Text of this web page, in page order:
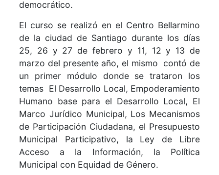
democrático.
El curso se realizó en el Centro Bellarmino
de la ciudad de Santiago durante los días
25, 26 y 27 de febrero y 11, 12 y 13 de
marzo del presente año, el mismo contó de
un primer módulo donde se trataron los
temas El Desarrollo Local, Empoderamiento
Humano base para el Desarrollo Local, El
Marco Jurídico Municipal, Los Mecanismos
de Participación Ciudadana, el Presupuesto
Municipal Participativo, la Ley de Libre
Acceso a la Información, la Política
Municipal con Equidad de Género.